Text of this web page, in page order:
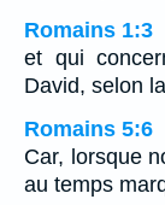
Romains 1:3
et qui
David, selon
Romains 5:6
Car, lorsque
au temps